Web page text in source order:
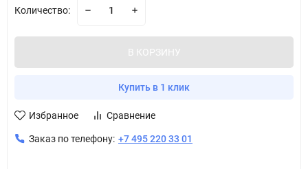
Количество:
В КОРЗИНУ
Купить в 1 клик
Избранное Сравнение
Заказ по телефону: +7 495 220 33 01